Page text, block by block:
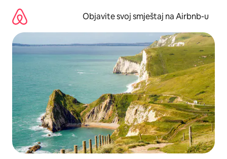
sadržaj
Objavite svoj smještaj na Airbnb-u